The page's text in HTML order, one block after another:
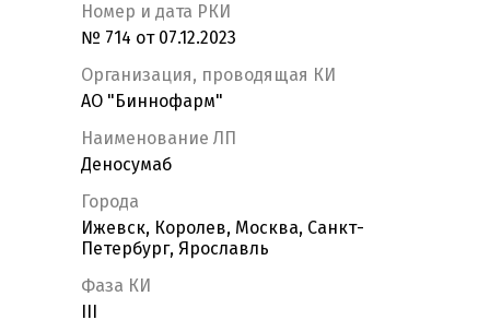
Номер и дата РКИ
№ 714 от 07.12.2023
Организация, проводящая КИ
АО "Биннофарм"
Наименование ЛП
Деносумаб
Города
Ижевск, Королев, Москва, Санкт-
Петербург, Ярославль
Фаза КИ